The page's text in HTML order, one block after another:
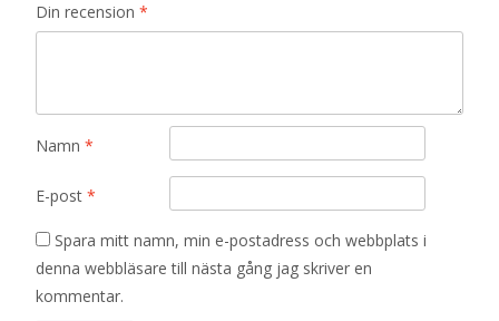
Din recension *
Namn *
E-post *
Spara mitt namn, min e-postadress och webbplats i
denna webbläsare till nästa gång jag skriver en
kommentar.